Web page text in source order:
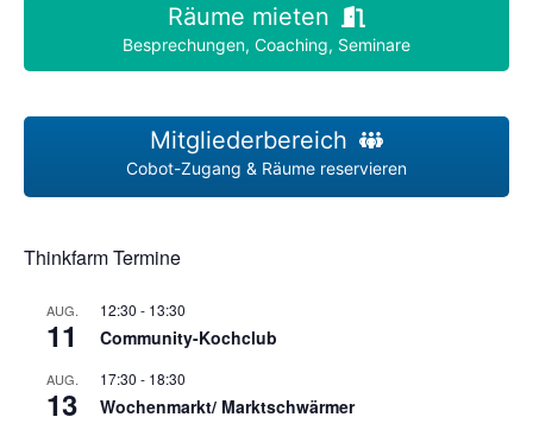
Räume mieten
Besprechungen, Coaching, Seminare
Mitgliederbereich
Cobot-Zugang & Räume reservieren
Thinkfarm Termine
AUG.
11
12:30 - 13:30
Community-Kochclub
AUG.
13
17:30 - 18:30
Wochenmarkt/ Marktschwärmer